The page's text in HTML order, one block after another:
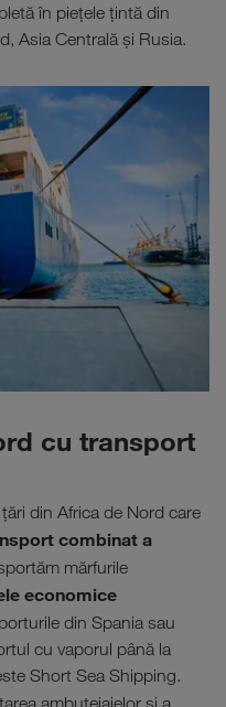
în pieţele ţintă din
Asia Centrală şi Rusia.
cu transport
din Africa de Nord care
combinat a
mărfurile
economice
din Spania sau
cu vaporul până la
Short Sea Shipping.
ambuteiajelor şi a